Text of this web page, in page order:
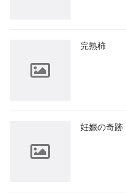
完熟柿
妊娠の奇跡